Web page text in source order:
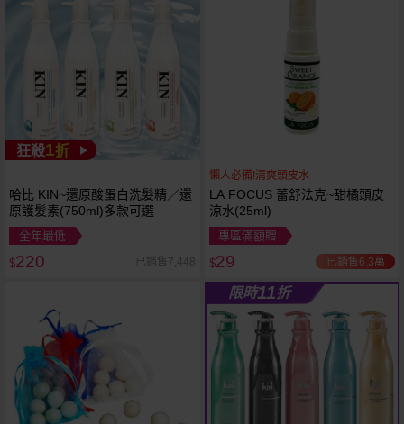
狂殺1折
哈比 KIN~還原酸蛋白洗髮精／還
原護髮素(750ml)多款可選
全年最低
$220 已銷售7,448
懶人必備!清爽頭皮水
LA FOCUS 蕾舒法克~甜橘頭皮
涼水(25ml)
專區滿額贈
$29 已銷售6.3萬
限時11折